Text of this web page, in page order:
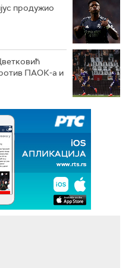
продужио
ПАОК-а и